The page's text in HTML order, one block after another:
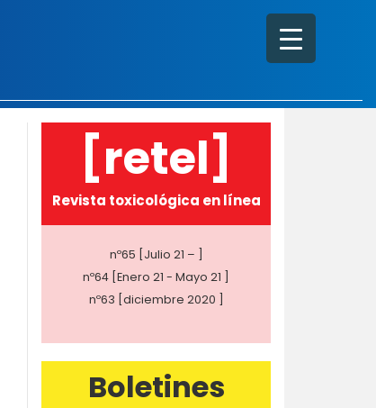
[retel]
Revista toxicológica en línea
nº65 [Julio 21 – ]
nº64 [Enero 21 - Mayo 21 ]
nº63 [diciembre 2020 ]
Boletines